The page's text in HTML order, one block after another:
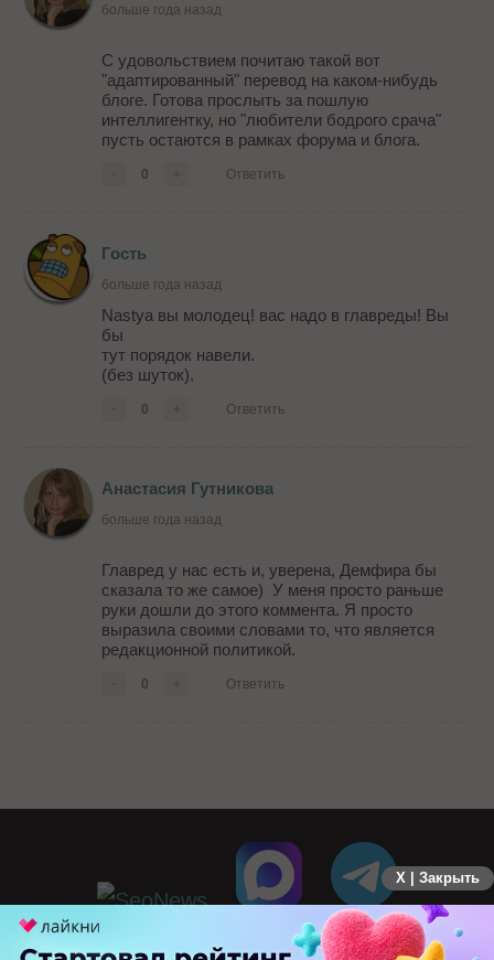
больше года назад
С удовольствием почитаю такой вот
"адаптированный" перевод на каком-нибудь
блоге. Готова прослыть за пошлую
интеллигентку, но "любители бодрого срача"
пусть остаются в рамках форума и блога.
0 Ответить
Гость
больше года назад
Nastya вы молодец! вас надо в главреды! Вы
бы
тут порядок навели.
(без шуток).
0 Ответить
Анастасия Гутникова
больше года назад
Главред у нас есть и, уверена, Демфира бы
сказала то же самое) У меня просто раньше
руки дошли до этого коммента. Я просто
выразила своими словами то, что является
редакционной политикой.
0 Ответить
X | Закрыть
ПЕРЕЙТИ НА ПОЛНУЮ ВЕРСИЮ